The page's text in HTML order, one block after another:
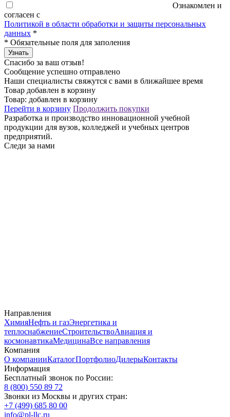
Ознакомлен и
согласен с
Политикой в области обработки и защиты персональных
данных *
* Обязательные поля для заполения
Узнать
Спасибо за ваш отзыв!
Сообщение успешно отправлено
Наши специалисты свяжутся с вами в ближайшее время
Товар добавлен в корзину
Товар: добавлен в корзину
Перейти в корзину Продолжить покупки
Разработка и производство инновационной учебной
продукции для вузов, колледжей и учебных центров
предприятий.
Следи за нами
Направления
ХимияНефть и газЭнергетика и
теплоснабжениеСтроительствоАвиация и
космонавтикаМедицинаВсе направления
Компания
О компанииКаталогПортфолиоДилерыКонтакты
Информация
Бесплатный звонок по России:
8 (800) 550 89 72
Звонки из Москвы и других стран:
+7 (499) 685 80 00
info@pl-llc.ru